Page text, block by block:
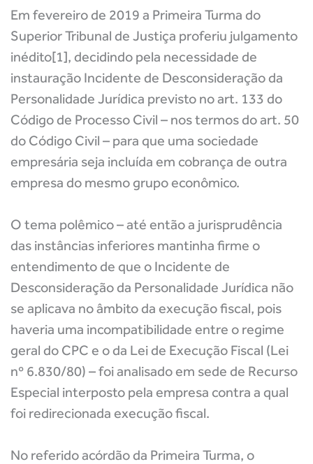
Em fevereiro de 2019 a Primeira Turma do
Superior Tribunal de Justiça proferiu julgamento
inédito[1], decidindo pela necessidade de
instauração Incidente de Desconsideração da
Personalidade Jurídica previsto no art. 133 do
Código de Processo Civil – nos termos do art. 50
do Código Civil – para que uma sociedade
empresária seja incluída em cobrança de outra
empresa do mesmo grupo econômico.
O tema polêmico – até então a jurisprudência
das instâncias inferiores mantinha firme o
entendimento de que o Incidente de
Desconsideração da Personalidade Jurídica não
se aplicava no âmbito da execução fiscal, pois
haveria uma incompatibilidade entre o regime
geral do CPC e o da Lei de Execução Fiscal (Lei
nº 6.830/80) – foi analisado em sede de Recurso
Especial interposto pela empresa contra a qual
foi redirecionada execução fiscal.
No referido acórdão da Primeira Turma, o